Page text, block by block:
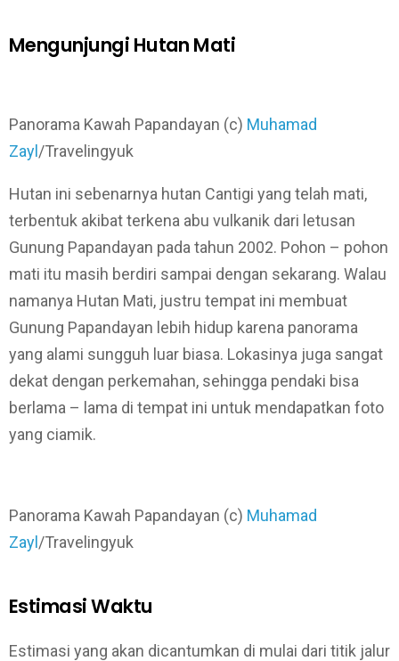
Mengunjungi Hutan Mati
Panorama Kawah Papandayan (c) Muhamad
Zayl /Travelingyuk
Hutan ini sebenarnya hutan Cantigi yang telah mati,
terbentuk akibat terkena abu vulkanik dari letusan
Gunung Papandayan pada tahun 2002. Pohon – pohon
mati itu masih berdiri sampai dengan sekarang. Walau
namanya Hutan Mati, justru tempat ini membuat
Gunung Papandayan lebih hidup karena panorama
yang alami sungguh luar biasa. Lokasinya juga sangat
dekat dengan perkemahan, sehingga pendaki bisa
berlama – lama di tempat ini untuk mendapatkan foto
yang ciamik.
Panorama Kawah Papandayan (c) Muhamad
Zayl /Travelingyuk
Estimasi Waktu
Estimasi yang akan dicantumkan di mulai dari titik jalur